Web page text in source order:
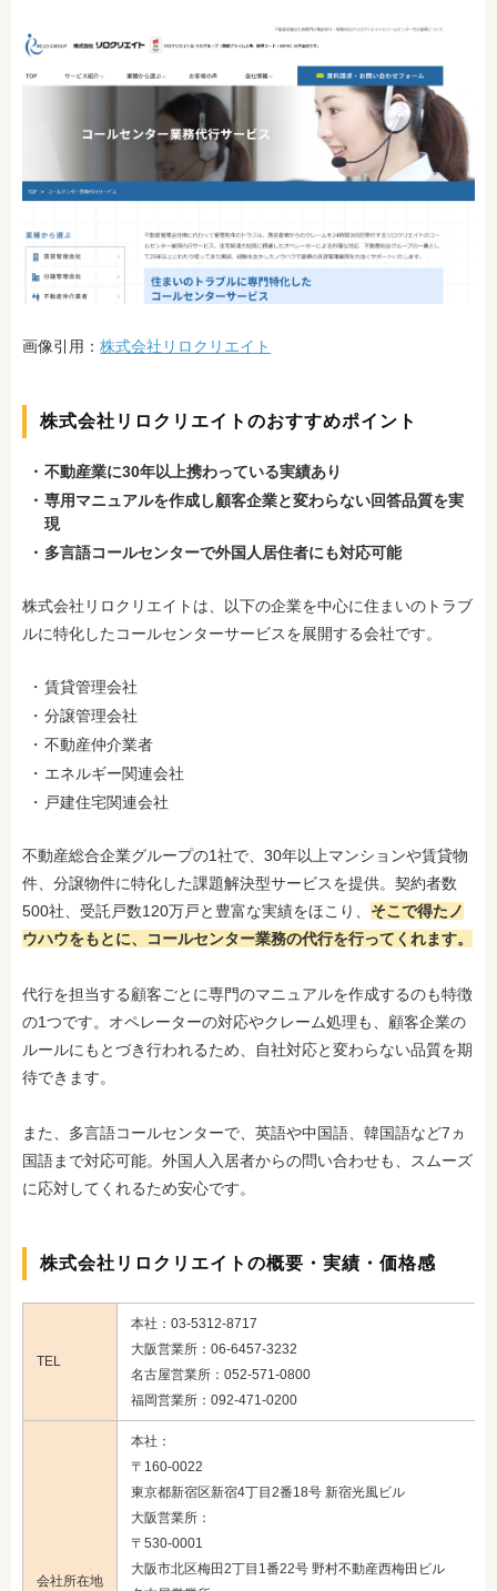
画像引用： 株式会社リロクリエイト
株式会社リロクリエイトのおすすめポイント
不動産業に30年以上携わっている実績あり
専用マニュアルを作成し顧客企業と変わらない回答品質を実
現
多言語コールセンターで外国人居住者にも対応可能
株式会社リロクリエイトは、
以下の企業を中心に住まいのトラブ
ルに特化したコールセンターサービスを展開する会社です。
賃貸管理会社
分譲管理会社
不動産仲介業者
エネルギー関連会社
戸建住宅関連会社
不動産総合企業グループの1社で、30年以上マンションや賃貸物
件、分譲物件に特化した課題解決型サービスを提供。契約者数
500社、受託戸数120万戸と豊富な実績をほこり、 そこで得たノ
ウハウをもとに、コールセンター業務の代行を行ってくれます。
代行を担当する顧客ごとに専門のマニュアルを作成するのも特徴
の1つです。オペレーターの対応やクレーム処理も、顧客企業の
ルールにもとづき行われるため、自社対応と変わらない品質を期
待できます。
また、多言語コールセンターで、英語や中国語、韓国語など7ヵ
国語まで対応可能。外国人入居者からの問い合わせも、スムーズ
に応対してくれるため安心です。
株式会社リロクリエイトの概要・実績・価格感
TEL
本社：03-5312-8717
大阪営業所：06-6457-3232
名古屋営業所：052-571-0800
福岡営業所：092-471-0200
会社所在地
本社：
〒160-0022
東京都新宿区新宿4丁目2番18号 新宿光風ビル
大阪営業所：
〒530-0001
大阪市北区梅田2丁目1番22号 野村不動産西梅田ビル